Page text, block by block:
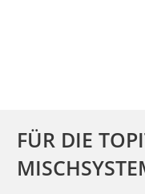
FÜR DIE